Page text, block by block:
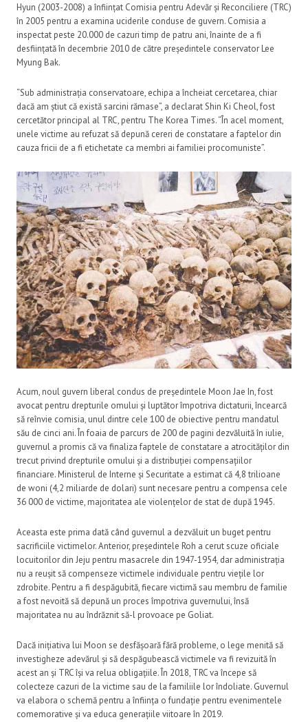
Hyun (2003-2008) a înființat Comisia pentru Adevăr și Reconciliere (TRC)
în 2005 pentru a examina uciderile conduse de guvern. Comisia a
inspectat peste 20.000 de cazuri timp de patru ani, înainte de a fi
desființată în decembrie 2010 de către președintele conservator Lee
Myung Bak.
“Sub administrația conservatoare, echipa a încheiat cercetarea, chiar
dacă am știut că există sarcini rămase”, a declarat Shin Ki Cheol, fost
cercetător principal al TRC, pentru The Korea Times. “În acel moment,
unele victime au refuzat să depună cereri de constatare a faptelor din
cauza fricii de a fi etichetate ca membri ai familiei procomuniste”.
Acum, noul guvern liberal condus de președintele Moon Jae In, fost
avocat pentru drepturile omului și luptător împotriva dictaturii, încearcă
să reînvie comisia, unul dintre cele 100 de obiective pentru mandatul
său de cinci ani. În foaia de parcurs de 200 de pagini dezvăluită în iulie,
guvernul a promis că va finaliza faptele de constatare a atrocităților din
trecut privind drepturile omului și a distribuției compensațiilor
financiare. Ministerul de Interne și Securitate a estimat că 4,8 trilioane
de woni (4,2 miliarde de dolari) sunt necesare pentru a compensa cele
36 000 de victime, majoritatea ale violențelor de stat de după 1945.
Aceasta este prima dată când guvernul a dezvăluit un buget pentru
sacrificiile victimelor. Anterior, președintele Roh a cerut scuze oficiale
locuitorilor din Jeju pentru masacrele din 1947-1954, dar administrația
nu a reușit să compenseze victimele individuale pentru viețile lor
zdrobite. Pentru a fi despăgubită, fiecare victimă sau membru de familie
a fost nevoită să depună un proces împotriva guvernului, însă
majoritatea nu au îndrăznit să-l provoace pe Goliat.
Dacă inițiativa lui Moon se desfășoară fără probleme, o lege menită să
investigheze adevărul și să despăgubească victimele va fi revizuită în
acest an și TRC își va relua obligațiile. În 2018, TRC va începe să
colecteze cazuri de la victime sau de la familiile lor îndoliate. Guvernul
va elabora o schemă pentru a înființa o fundație pentru evenimentele
comemorative și va educa generațiile viitoare în 2019.